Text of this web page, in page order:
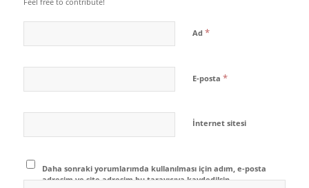
Ad *
E-posta *
İnternet sitesi
Daha sonraki yorumlarımda kullanılması için adım, e-posta
adresim ve site adresim bu tarayıcıya kaydedilsin.